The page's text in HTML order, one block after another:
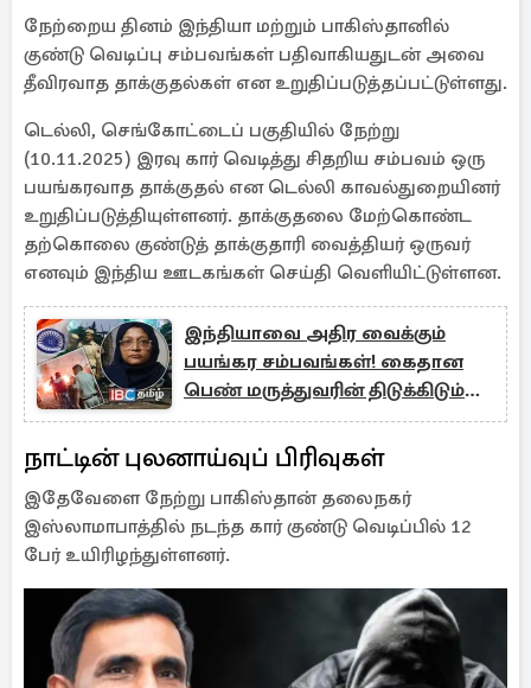
நேற்றைய தினம் இந்தியா மற்றும் பாகிஸ்தானில்
குண்டு வெடிப்பு சம்பவங்கள் பதிவாகியதுடன் அவை
தீவிரவாத தாக்குதல்கள் என உறுதிப்படுத்தப்பட்டுள்ளது.
டெல்லி, செங்கோட்டைப் பகுதியில் நேற்று
(10.11.2025) இரவு கார் வெடித்து சிதறிய சம்பவம் ஒரு
பயங்கரவாத தாக்குதல் என டெல்லி காவல்துறையினர்
உறுதிப்படுத்தியுள்ளனர். தாக்குதலை மேற்கொண்ட
தற்கொலை குண்டுத் தாக்குதாரி வைத்தியர் ஒருவர்
எனவும் இந்திய ஊடகங்கள் செய்தி வெளியிட்டுள்ளன.
இந்தியாவை அதிர வைக்கும்
பயங்கர சம்பவங்கள்! கைதான
பெண் மருத்துவரின் திடுக்கிடும்
பின்னணி
நாட்டின் புலனாய்வுப் பிரிவுகள்
இதேவேளை நேற்று பாகிஸ்தான் தலைநகர்
இஸ்லாமாபாத்தில் நடந்த கார் குண்டு வெடிப்பில் 12
பேர் உயிரிழந்துள்ளனர்.